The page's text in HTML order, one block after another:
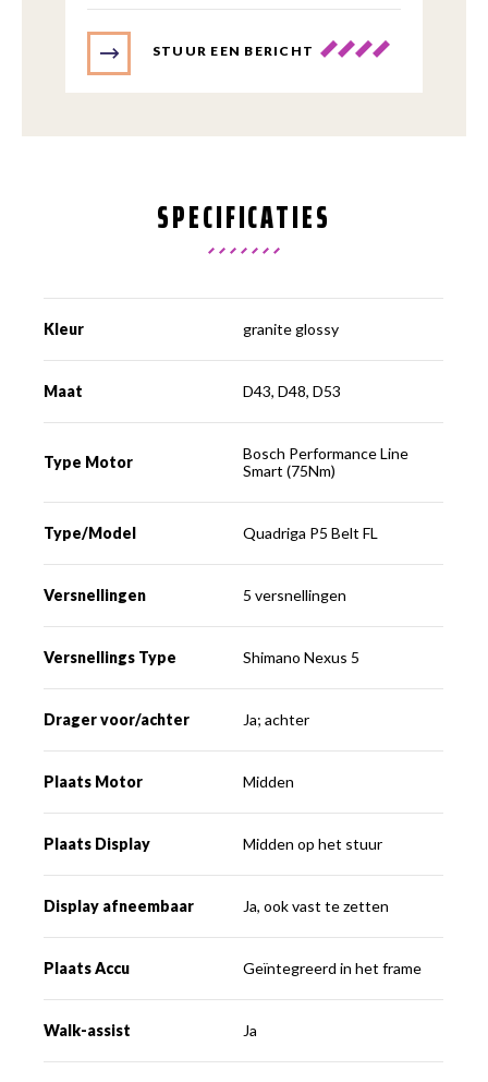
STUUR EEN BERICHT
SPECIFICATIES
Kleur granite glossy
Maat D43, D48, D53
Type Motor
Bosch Performance Line
Smart (75Nm)
Type/Model Quadriga P5 Belt FL
Versnellingen 5 versnellingen
Versnellings Type Shimano Nexus 5
Drager voor/achter Ja; achter
Plaats Motor Midden
Plaats Display Midden op het stuur
Display afneembaar Ja, ook vast te zetten
Plaats Accu Geïntegreerd in het frame
Walk-assist Ja